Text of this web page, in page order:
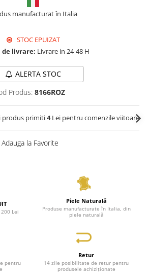
manufacturat în Italia
STOC EPUIZAT
livrare: Livrare in 24-48 H
ALERTA STOC
Produs: 8166ROZ
produs primiti4Lei pentru comenzile viitoare
Adauga la Favorite
Lei
Piele Naturală
Produse manufacturate în Italia, din
piele naturală
pentru
Retur
14 zile posibilitate de retur pentru
produsele achiziționate